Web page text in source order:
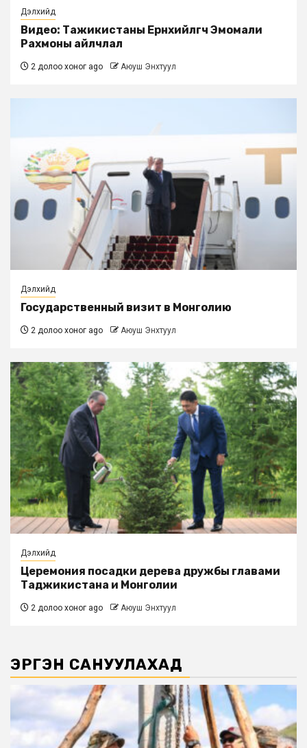
Дэлхийд
Видео: Тажикистаны Ерөнхийлөгч Эмомали
Рахмоны айлчлал
2 долоо хоног ago Аюуш Энхтуул
Дэлхийд
Государственный визит в Монголию
2 долоо хоног ago Аюуш Энхтуул
Дэлхийд
Церемония посадки дерева дружбы главами
Таджикистана и Монголии
2 долоо хоног ago Аюуш Энхтуул
ЭРГЭН САНУУЛАХАД